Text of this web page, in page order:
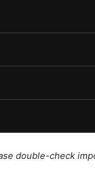
double-check